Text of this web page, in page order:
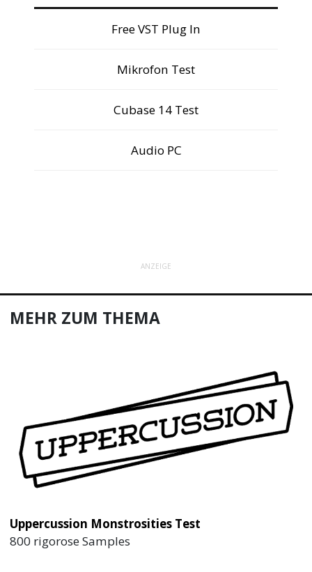
Free VST Plug In
Mikrofon Test
Cubase 14 Test
Audio PC
ANZEIGE
MEHR ZUM THEMA
Uppercussion Monstrosities Test
800 rigorose Samples